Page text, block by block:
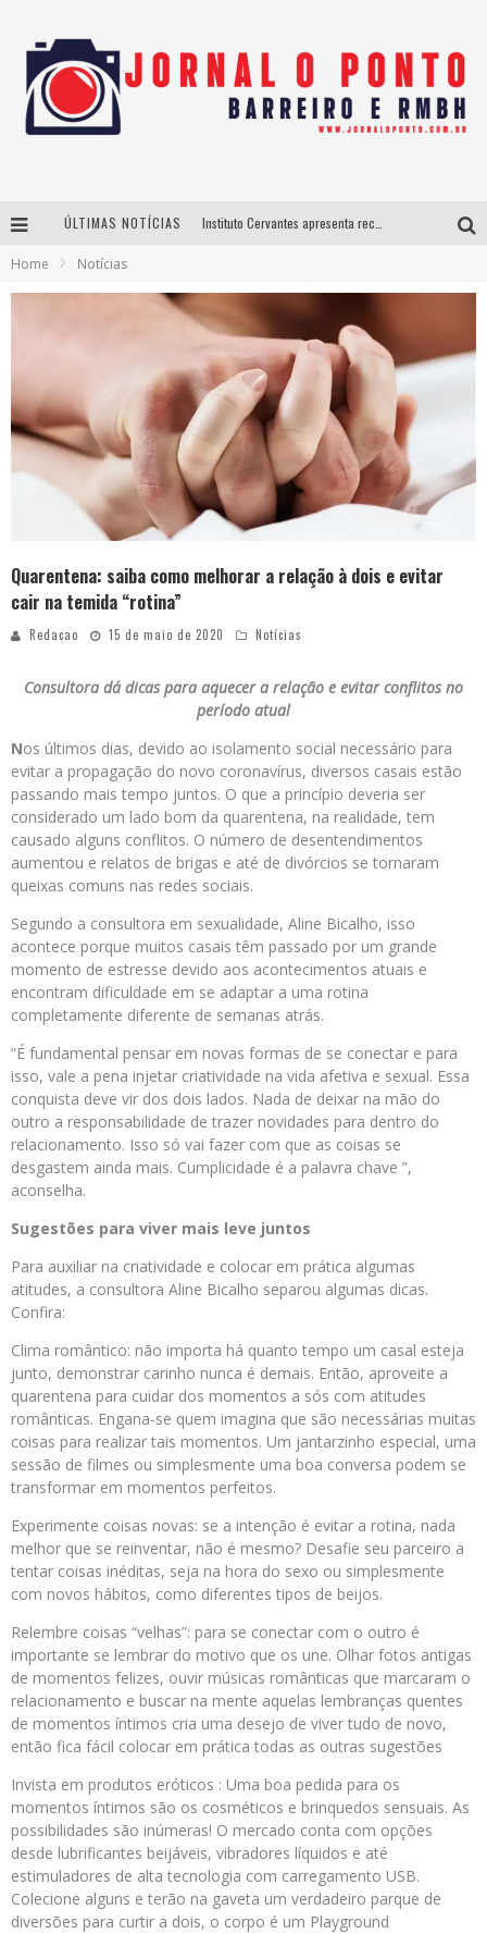
ÚLTIMAS NOTÍCIAS
Projeta Cultura abre inscrições gratuitas em São João del-Rei para oficinas de elaboração de projetos culturais e inteligência artificial
Home Notícias
Quarentena: saiba como melhorar a relação à dois e evitar
cair na temida “rotina”
Redacao 15 de maio de 2020 Notícias
Consultora dá dicas para aquecer a relação e evitar conflitos no
período atual
Nos últimos dias, devido ao isolamento social necessário para
evitar a propagação do novo coronavírus, diversos casais estão
passando mais tempo juntos. O que a princípio deveria ser
considerado um lado bom da quarentena, na realidade, tem
causado alguns conflitos. O número de desentendimentos
aumentou e relatos de brigas e até de divórcios se tornaram
queixas comuns nas redes sociais.
Segundo a consultora em sexualidade, Aline Bicalho, isso
acontece porque muitos casais têm passado por um grande
momento de estresse devido aos acontecimentos atuais e
encontram dificuldade em se adaptar a uma rotina
completamente diferente de semanas atrás.
“É fundamental pensar em novas formas de se conectar e para
isso, vale a pena injetar criatividade na vida afetiva e sexual. Essa
conquista deve vir dos dois lados. Nada de deixar na mão do
outro a responsabilidade de trazer novidades para dentro do
relacionamento. Isso só vai fazer com que as coisas se
desgastem ainda mais. Cumplicidade é a palavra chave ”,
aconselha.
Sugestões para viver mais leve juntos
Para auxiliar na criatividade e colocar em prática algumas
atitudes, a consultora Aline Bicalho separou algumas dicas.
Confira:
Clima romântico: não importa há quanto tempo um casal esteja
junto, demonstrar carinho nunca é demais. Então, aproveite a
quarentena para cuidar dos momentos a sós com atitudes
românticas. Engana-se quem imagina que são necessárias muitas
coisas para realizar tais momentos. Um jantarzinho especial, uma
sessão de filmes ou simplesmente uma boa conversa podem se
transformar em momentos perfeitos.
Experimente coisas novas: se a intenção é evitar a rotina, nada
melhor que se reinventar, não é mesmo? Desafie seu parceiro a
tentar coisas inéditas, seja na hora do sexo ou simplesmente
com novos hábitos, como diferentes tipos de beijos.
Relembre coisas “velhas”: para se conectar com o outro é
importante se lembrar do motivo que os une. Olhar fotos antigas
de momentos felizes, ouvir músicas românticas que marcaram o
relacionamento e buscar na mente aquelas lembranças quentes
de momentos íntimos cria uma desejo de viver tudo de novo,
então fica fácil colocar em prática todas as outras sugestões
Invista em produtos eróticos : Uma boa pedida para os
momentos íntimos são os cosméticos e brinquedos sensuais. As
possibilidades são inúmeras! O mercado conta com opções
desde lubrificantes beijáveis, vibradores líquidos e até
estimuladores de alta tecnologia com carregamento USB.
Colecione alguns e terão na gaveta um verdadeiro parque de
diversões para curtir a dois, o corpo é um Playground